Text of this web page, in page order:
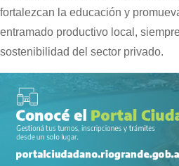
fortalezcan la educación y
entramado productivo local,
sostenibilidad del sector privado.